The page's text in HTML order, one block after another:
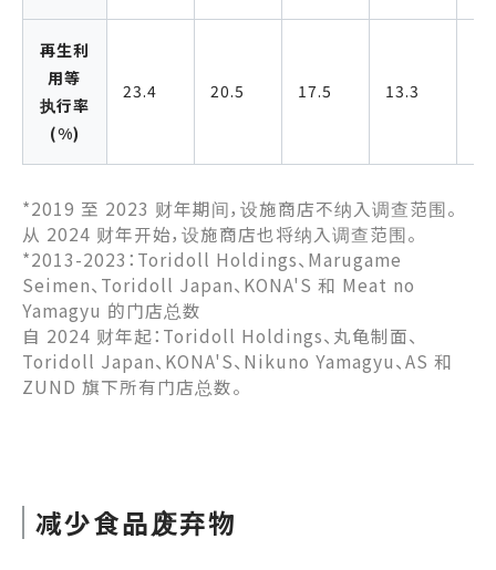
再生利
用等
执行率
(%)
23.4 20.5 17.5 13.3
*2019 至 2023 财年期间，设施商店不纳入调查范围。
从 2024 财年开始，设施商店也将纳入调查范围。
*2013-2023：Toridoll Holdings、Marugame
Seimen、Toridoll Japan、KONA'S 和 Meat no
Yamagyu 的门店总数
自 2024 财年起：Toridoll Holdings、丸龟制面、
Toridoll Japan、KONA'S、Nikuno Yamagyu、AS 和
ZUND 旗下所有门店总数。
减少食品废弃物